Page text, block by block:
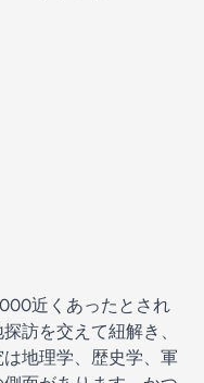
近くあったとされ
訪を交えて紐解き、
地理学、歴史学、軍